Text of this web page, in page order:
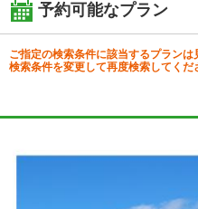
予約可能なプラン
ご指定の検索条件に該当するプランは
検索条件を変更して再度検索してくだ